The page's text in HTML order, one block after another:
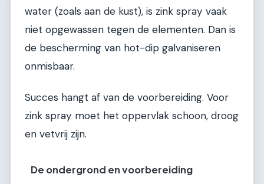
water (zoals aan de kust), is zink spray vaak
niet opgewassen tegen de elementen. Dan is
de bescherming van hot-dip galvaniseren
onmisbaar.
Succes hangt af van de voorbereiding. Voor
zink spray moet het oppervlak schoon, droog
en vetvrij zijn.
De ondergrond en voorbereiding